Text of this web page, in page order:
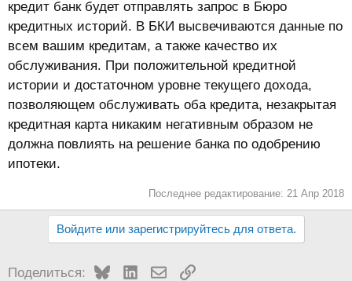
кредит банк будет отправлять запрос в Бюро
кредитных историй. В БКИ высвечиваются данные по
всем вашим кредитам, а также качество их
обслуживания. При положительной кредитной
истории и достаточном уровне текущего дохода,
позволяющем обслуживать оба кредита, незакрытая
кредитная карта никаким негативным образом не
должна повлиять на решение банка по одобрению
ипотеки.
Последнее редактирование: 21 Апр 2018
Войдите или зарегистрируйтесь для ответа.
Поделиться: BlueskyLinkedInЭлектронная почта
Ссылка